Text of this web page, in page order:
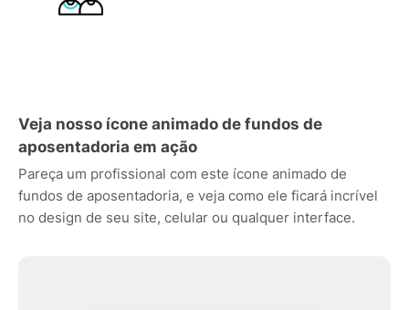
Veja nosso ícone animado de fundos de
aposentadoria em ação
Pareça um profissional com este ícone animado de
fundos de aposentadoria, e veja como ele ficará incrível
no design de seu site, celular ou qualquer interface.